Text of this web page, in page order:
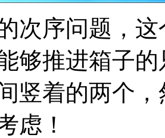
次序问题，
够推进箱子
竖着的两个
虑！